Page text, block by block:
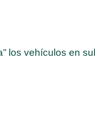
los vehículos en